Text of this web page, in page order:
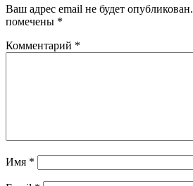
Ваш адрес email не будет опубликован.
помечены *
Комментарий *
Имя *